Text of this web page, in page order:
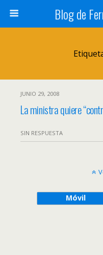
Blog de
JUNIO 29, 2008
La ministra quiere
SIN RESPUESTA
Móvil